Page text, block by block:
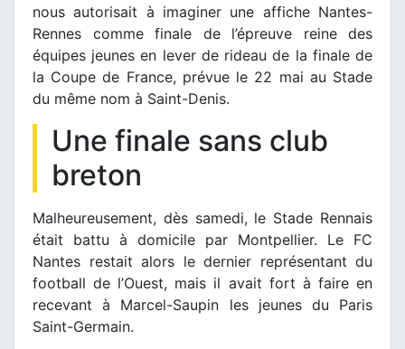
nous autorisait à imaginer une affiche Nantes-
Rennes comme finale de l’épreuve reine des
équipes jeunes en lever de rideau de la finale de
la Coupe de France, prévue le 22 mai au Stade
du même nom à Saint-Denis.
Une finale sans club
breton
Malheureusement, dès samedi, le Stade Rennais
était battu à domicile par Montpellier. Le FC
Nantes restait alors le dernier représentant du
football de l’Ouest, mais il avait fort à faire en
recevant à Marcel-Saupin les jeunes du Paris
Saint-Germain.